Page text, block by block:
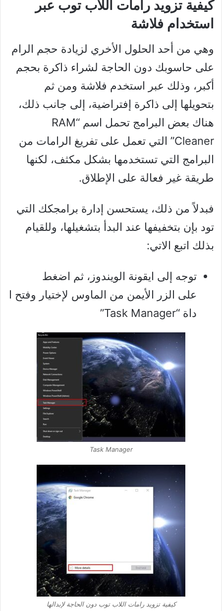
كيفية تزويد رامات اللاب توب عبر
استخدام فلاشة
وهي من أحد الحلول الأخري لزيادة حجم الرام
على حاسوبك دون الحاجة لشراء ذاكرة بحجم
أكبر، وذلك عبر استخدم فلاشة ومن ثم
بتحويلها إلى ذاكرة إفتراضية، إلى جانب ذلك،
هناك بعض البرامج تحمل اسم “RAM
Cleaner” التي تعمل على تفريغ الرامات من
البرامج التي تستخدمها بشكل مكثف، لكنها
طريقة غير فعالة على الإطلاق.
فبدلاً من ذلك، يستحسن إدارة برامجكك التي
تود بإن بتخفيفها عند البدأ بتشغيلها، وللقيام
بذلك اتبع الاتي:
توجه إلى ايقونة الويندوز، ثم اضغط
على الزر الأيمن من الماوس لإختيار وفتح ا
داة “Task Manager”
Task Manager
كيفية تزويد رامات اللاب توب دون الحاجة لإبدالها